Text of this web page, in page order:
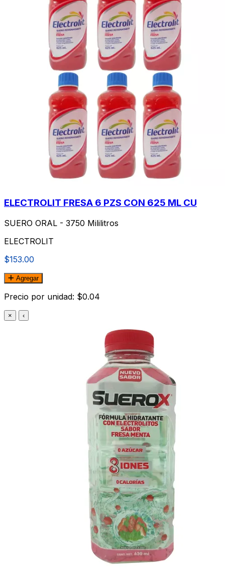
ELECTROLIT FRESA 6 PZS CON 625 ML CU
SUERO ORAL - 3750 Mililitros
ELECTROLIT
$153.00
Agregar
Precio por unidad: $0.04
× ‹